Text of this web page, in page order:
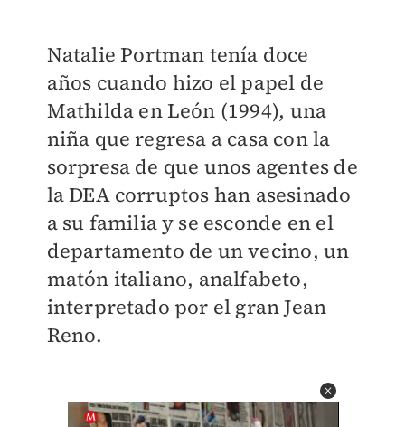
Natalie Portman tenía doce
años cuando hizo el papel de
Mathilda en León (1994), una
niña que regresa a casa con la
sorpresa de que unos agentes de
la DEA corruptos han asesinado
a su familia y se esconde en el
departamento de un vecino, un
matón italiano, analfabeto,
interpretado por el gran Jean
Reno.